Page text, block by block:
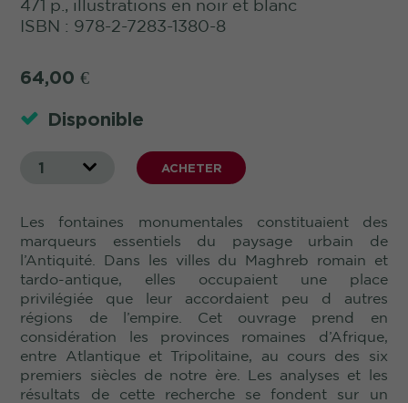
471 p., illustrations en noir et blanc
ISBN : 978-2-7283-1380-8
64,00 €
Disponible
1 ACHETER
Les fontaines monumentales constituaient des
marqueurs essentiels du paysage urbain de
l’Antiquité. Dans les villes du Maghreb romain et
tardo-antique, elles occupaient une place
privilégiée que leur accordaient peu d autres
régions de l’empire. Cet ouvrage prend en
considération les provinces romaines d’Afrique,
entre Atlantique et Tripolitaine, au cours des six
premiers siècles de notre ère. Les analyses et les
résultats de cette recherche se fondent sur un